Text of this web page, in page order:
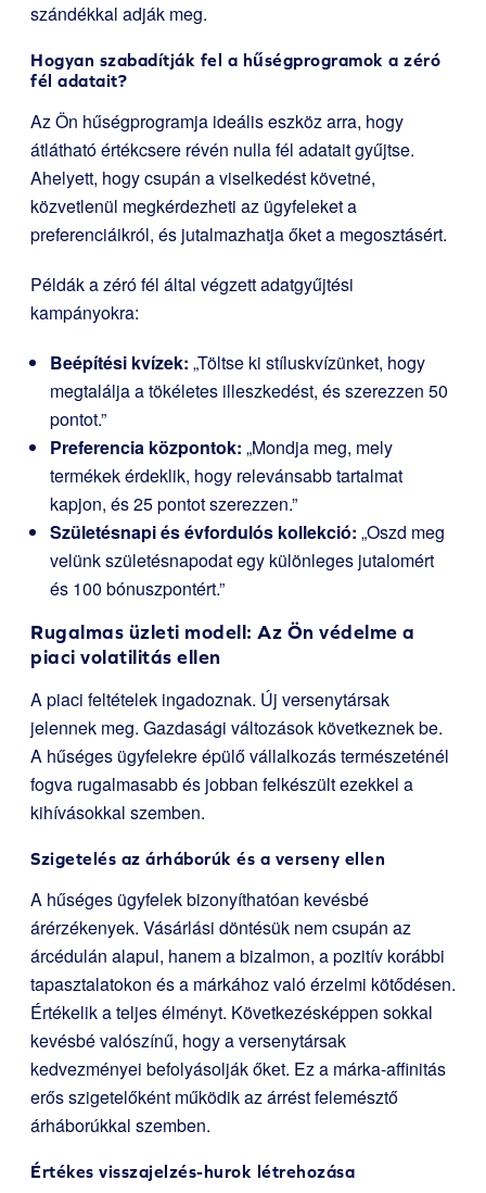
szándékkal adják meg.
Hogyan szabadítják fel a hűségprogramok a zéró
fél adatait?
Az Ön hűségprogramja ideális eszköz arra, hogy
átlátható értékcsere révén nulla fél adatait gyűjtse.
Ahelyett, hogy csupán a viselkedést követné,
közvetlenül megkérdezheti az ügyfeleket a
preferenciáikról, és jutalmazhatja őket a megosztásért.
Példák a zéró fél által végzett adatgyűjtési
kampányokra:
Beépítési kvízek: „Töltse ki stíluskvízünket, hogy
megtalálja a tökéletes illeszkedést, és szerezzen 50
pontot.”
Preferencia központok: „Mondja meg, mely
termékek érdeklik, hogy relevánsabb tartalmat
kapjon, és 25 pontot szerezzen.”
Születésnapi és évfordulós kollekció: „Oszd meg
velünk születésnapodat egy különleges jutalomért
és 100 bónuszpontért.”
Rugalmas üzleti modell: Az Ön védelme a
piaci volatilitás ellen
A piaci feltételek ingadoznak. Új versenytársak
jelennek meg. Gazdasági változások következnek be.
A hűséges ügyfelekre épülő vállalkozás természeténél
fogva rugalmasabb és jobban felkészült ezekkel a
kihívásokkal szemben.
Szigetelés az árháborúk és a verseny ellen
A hűséges ügyfelek bizonyíthatóan kevésbé
árérzékenyek. Vásárlási döntésük nem csupán az
árcédulán alapul, hanem a bizalmon, a pozitív korábbi
tapasztalatokon és a márkához való érzelmi kötődésen.
Értékelik a teljes élményt. Következésképpen sokkal
kevésbé valószínű, hogy a versenytársak
kedvezményei befolyásolják őket. Ez a márka-affinitás
erős szigetelőként működik az árrést felemésztő
árháborúkkal szemben.
Értékes visszajelzés-hurok létrehozása